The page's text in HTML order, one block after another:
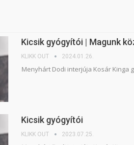
Kicsik gyógyítói | Magunk
KLIKK OUT 2024.01.26.
Menyhárt Dodi interjúja Kosár Kinga
Kicsik gyógyítói
KLIKK OUT 2023.07.25.